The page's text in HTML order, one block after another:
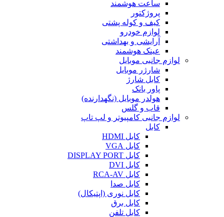
ساعت هوشمند
پروژکتور
کیف و کوله پشتی
لوازم خودرو
آرایشی و بهداشتی
عینک هوشمند
لوازم جانبی موبایل
شارژر موبایل
کابل شارژ
پاور بانک
هولدر موبایل (نگهدارنده)
قاب و گلس
لوازم جانبی کامپیوتر و لپ تاپ
کابل
کابل HDMI
کابل VGA
کابل DISPLAY PORT
کابل DVI
کابل RCA-AV
کابل صدا
کابل نوری (اپتیکال)
کابل برق
کابل تلفن